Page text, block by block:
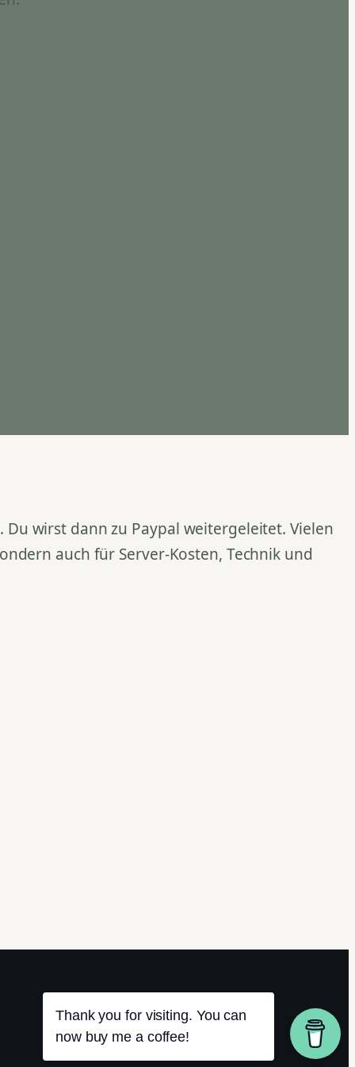
wirst dann zu Paypal weitergeleitet. Vielen
auch für Server-Kosten, Technik und